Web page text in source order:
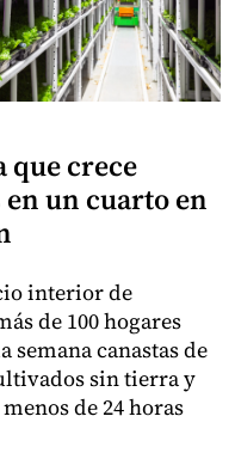
que crece
un cuarto en
interior de
de 100 hogares
semana canastas de
sin tierra y
de 24 horas